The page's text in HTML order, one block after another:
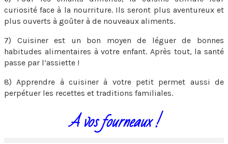
curiosité face à la nourriture. Ils seront plus aventureux et
plus ouverts à goûter à de nouveaux aliments.
7) Cuisiner est un bon moyen de léguer de bonnes
habitudes alimentaires à votre enfant. Après tout, la santé
passe par l’assiette !
8) Apprendre à cuisiner à votre petit permet aussi de
perpétuer les recettes et traditions familiales.
A vos fourneaux !